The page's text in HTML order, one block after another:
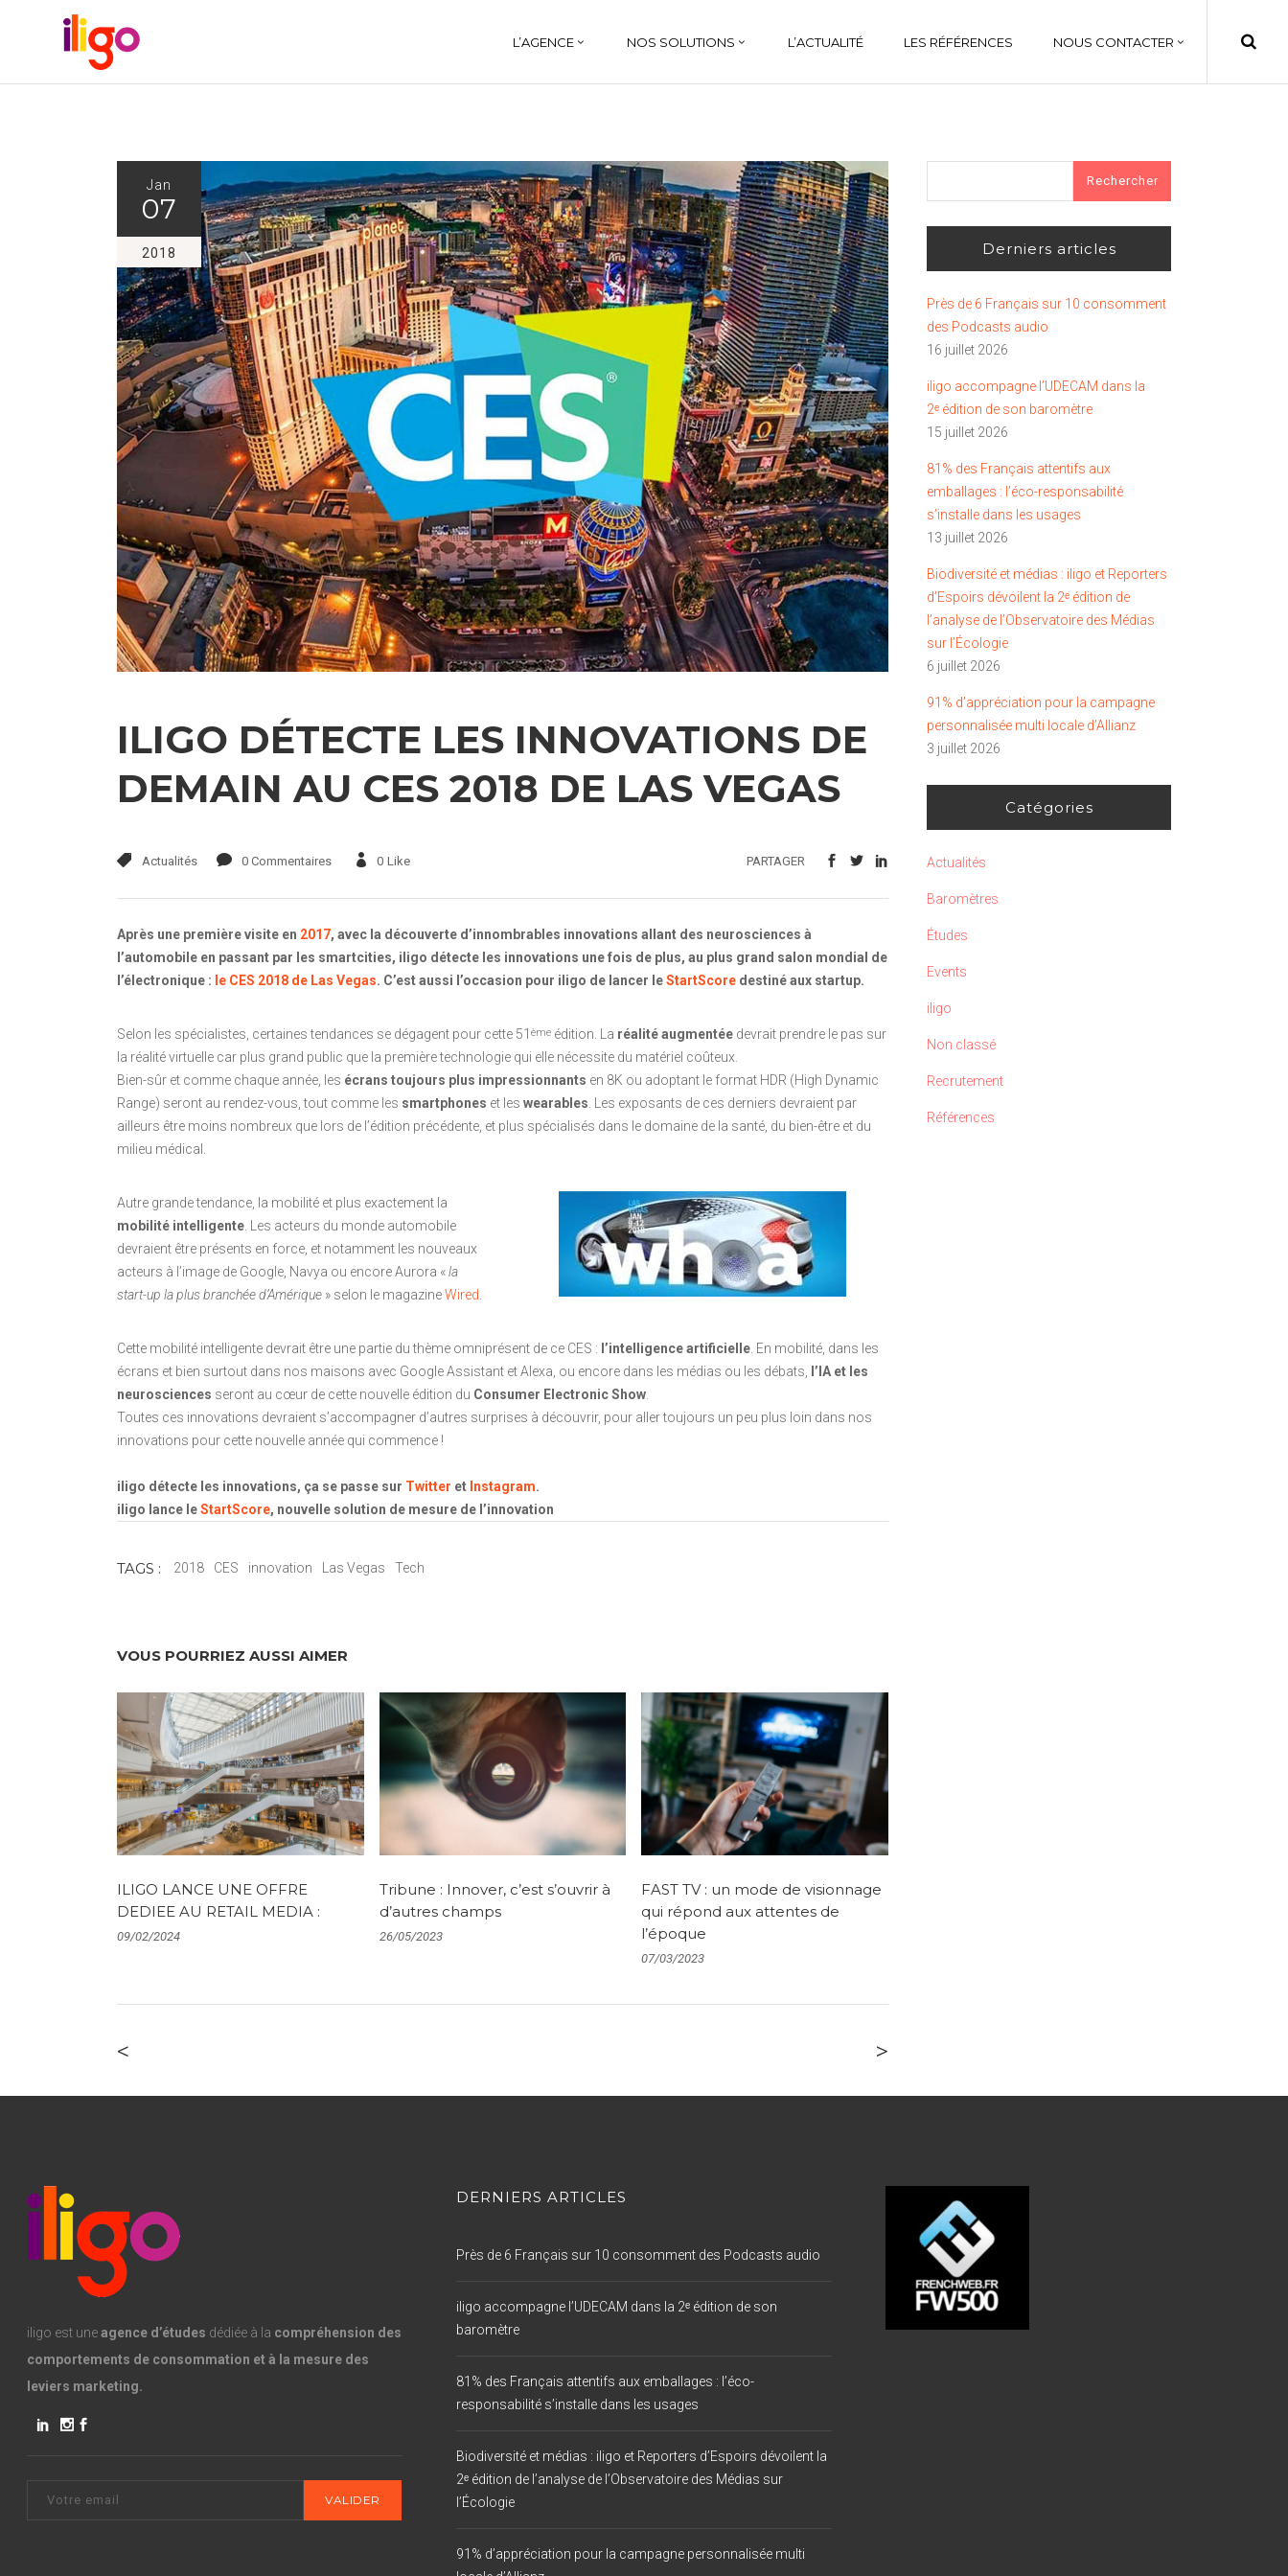
L’AGENCE NOS SOLUTIONS L’ACTUALITÉ LES RÉFÉRENCES NOUS CONTACTER
Jan
07
2018
ILIGO DÉTECTE LES INNOVATIONS DE
DEMAIN AU CES 2018 DE LAS VEGAS
Actualités 0 Commentaires 0 Like PARTAGER
Après une première visite en 2017, avec la découverte d’innombrables innovations allant des neurosciences à
l’automobile en passant par les smartcities, iligo détecte les innovations une fois de plus, au plus grand salon mondial de
l’électronique : le CES 2018 de Las Vegas. C’est aussi l’occasion pour iligo de lancer leStartScore destiné aux startup.
Selon les spécialistes, certaines tendances se dégagent pour cette 51 ème édition. La réalité augmentée devrait prendre le pas sur
la réalité virtuelle car plus grand public que la première technologie qui elle nécessite du matériel coûteux.
Bien-sûr et comme chaque année, les écrans toujours plus impressionnants en 8K ou adoptant le format HDR (High Dynamic
Range) seront au rendez-vous, tout comme les smartphones et les wearables . Les exposants de ces derniers devraient par
ailleurs être moins nombreux que lors de l’édition précédente, et plus spécialisés dans le domaine de la santé, du bien-être et du
milieu médical.
Autre grande tendance, la mobilité et plus exactement la
mobilité intelligente . Les acteurs du monde automobile
devraient être présents en force, et notamment les nouveaux
acteurs à l’image de Google, Navya ou encore Aurora «la
start-up la plus branchée d’Amérique » selon le magazineWired
Cette mobilité intelligente devrait être une partie du thème omniprésent de ce CES : l’intelligence artificielle . En mobilité, dans les
écrans et bien surtout dans nos maisons avec Google Assistant et Alexa, ou encore dans les médias ou les débats,
l’IA et les
neurosciences seront au cœur de cette nouvelle édition du Consumer Electronic Show
Toutes ces innovations devraient s’accompagner d’autres surprises à découvrir, pour aller toujours un peu plus loin dans nos
innovations pour cette nouvelle année qui commence !
iligo détecte les innovations, ça se passe sur Twitter et Instagram.
iligo lance leStartScore, nouvelle solution de mesure de l’innovation
TAGS : 2018 CES innovation Las Vegas Tech
VOUS POURRIEZ AUSSI AIMER
ILIGO LANCE UNE OFFRE
DEDIEE AU RETAIL MEDIA :
09/02/2024
Tribune : Innover, c’est s’ouvrir à
d’autres champs
26/05/2023
FAST TV : un mode de visionnage
qui répond aux attentes de
l’époque
07/03/2023
< >
Derniers articles
Près de 6 Français sur 10 consomment
des Podcasts audio
16 juillet 2026
iligo accompagne l’UDECAM dans la
2ᵉ édition de son baromètre
15 juillet 2026
81% des Français attentifs aux
emballages : l’éco-responsabilité
s’installe dans les usages
13 juillet 2026
Biodiversité et médias : iligo et Reporters
d’Espoirs dévoilent la 2ᵉ édition de
l’analyse de l’Observatoire des Médias
sur l’Écologie
6 juillet 2026
91% d’appréciation pour la campagne
personnalisée multi locale d’Allianz
3 juillet 2026
Catégories
Actualités
Baromètres
Études
Events
iligo
Non classé
Recrutement
Références
iligo est uneagence d’études dédiée à la compréhension des
comportements de consommation et à la mesure des
leviers marketing.
DERNIERS ARTICLES
Près de 6 Français sur 10 consomment des Podcasts audio
iligo accompagne l’UDECAM dans la 2ᵉ édition de son
baromètre
81% des Français attentifs aux emballages : l’éco-
responsabilité s’installe dans les usages
Biodiversité et médias : iligo et Reporters d’Espoirs dévoilent la
2ᵉ édition de l’analyse de l’Observatoire des Médias sur
l’Écologie
91% d’appréciation pour la campagne personnalisée multi